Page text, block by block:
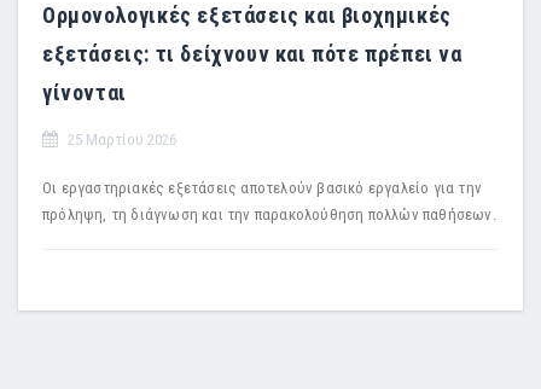
Ορμονολογικές εξετάσεις και βιοχημικές
εξετάσεις: τι δείχνουν και πότε πρέπει να
γίνονται
25 Μαρτίου 2026
Οι εργαστηριακές εξετάσεις αποτελούν βασικό εργαλείο για την
πρόληψη, τη διάγνωση και την παρακολούθηση πολλών παθήσεων.